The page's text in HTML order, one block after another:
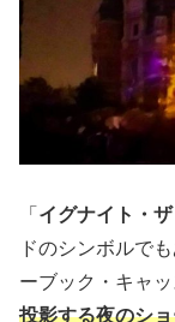
「 イグナイト・
ドのシンボルで
ーブック・キャ
投影する夜のシ